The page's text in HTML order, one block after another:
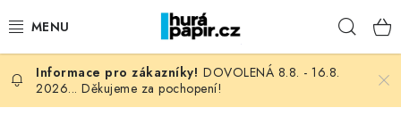
na
NOVINKY
DOVOLENÁ 8.8. - 16.8.
2026... Děkujeme za pochopení!